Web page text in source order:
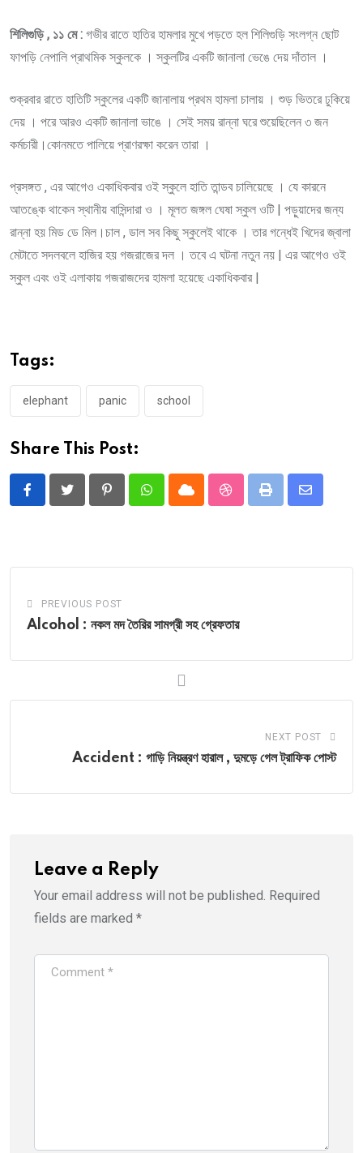
শিলিগুড়ি , ১১ মে : গভীর রাতে হাতির হামলার মুখে পড়তে হল শিলিগুড়ি সংলগ্ন ছোট
ফাপড়ি নেপালি প্রাথমিক স্কুলকে । স্কুলটির একটি জানালা ভেঙে দেয় দাঁতাল ।
শুক্রবার রাতে হাতিটি স্কুলের একটি জানালায় প্রথম হামলা চালায় । শুড় ভিতরে ঢুকিয়ে
দেয় । পরে আরও একটি জানালা ভাঙে । সেই সময় রান্না ঘরে শুয়েছিলেন ৩ জন
কর্মচারী।কোনমতে পালিয়ে প্রাণরক্ষা করেন তারা ।
প্রসঙ্গত , এর আগেও একাধিকবার ওই স্কুলে হাতি তান্ডব চালিয়েছে । যে কারনে
আতঙ্কে থাকেন স্থানীয় বাসিন্দারা ও । মূলত জঙ্গল ঘেষা স্কুল ওটি | পড়ুয়াদের জন্য
রান্না হয় মিড ডে মিল।চাল , ডাল সব কিছু স্কুলেই থাকে । তার গন্ধেই খিদের জ্বালা
মেটাতে সদলবলে হাজির হয় গজরাজের দল । তবে এ ঘটনা নতুন নয় | এর আগেও ওই
স্কুল এবং ওই এলাকায় গজরাজদের হামলা হয়েছে একাধিকবার |
Tags:
elephant panic school
Share This Post:
PinterestWhatsappCloud StumbleUpon
Print
Share
PREVIOUS POST
Alcohol : নকল মদ তৈরির সামগ্রী সহ গ্রেফতার
NEXT POST
Accident : গাড়ি নিয়ন্ত্রণ হারাল , দুমড়ে গেল ট্রাফিক পোস্ট
Leave a Reply
Your email address will not be published. Required
fields are marked *